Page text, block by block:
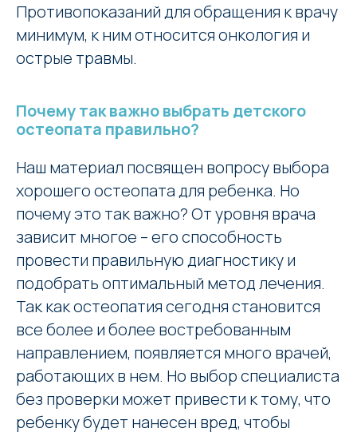
Противопоказаний для обращения к врачу
минимум, к ним относится онкология и
острые травмы.
Почему так важно выбрать детского
остеопата правильно?
Наш материал посвящен вопросу выбора
хорошего остеопата для ребенка. Но
почему это так важно? От уровня врача
зависит многое – его способность
провести правильную диагностику и
подобрать оптимальный метод лечения.
Так как остеопатия сегодня становится
все более и более востребованным
направлением, появляется много врачей,
работающих в нем. Но выбор специалиста
без проверки может привести к тому, что
ребенку будет нанесен вред, чтобы